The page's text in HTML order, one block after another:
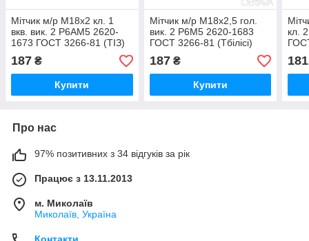
Мітчик м/р М18х2 кл. 1
вкв. вик. 2 Р6АМ5 2620-
1673 ГОСТ 3266-81 (ТІЗ)
187 ₴
Купити
Мітчик м/р М18х2,5 гол.
вик. 2 Р6М5 2620-1683
ГОСТ 3266-81 (Тбілісі)
187₴
Купити
кл.
181
Про нас
97% позитивних з 34 відгуків за рік
Працює з 13.11.2013
м. Миколаїв
Миколаїв, Україна